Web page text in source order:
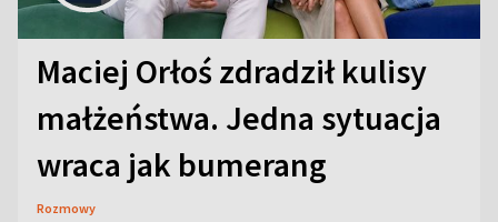
Maciej Orłoś zdradził kulisy
małżeństwa. Jedna sytuacja
wraca jak bumerang
Rozmowy